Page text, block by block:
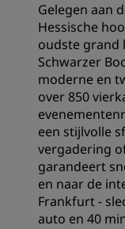
Gelegen aan
Hessische
oudste grand
Schwarzer
moderne en
over 850
een stijlvolle
vergadering
garandeert
en naar de
Frankfurt -
auto en 40